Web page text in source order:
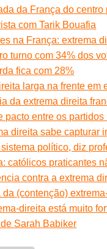
da França do centro
com Tarik Bouafia
na França: extrema
turno com 34% dos
fica com 28%
larga na frente em
da extrema direita
pacto entre os
direita sabe capturar
político, diz
católicos praticantes
contra a extrema
da (contenção)
direita está muito
Sarah Babiker